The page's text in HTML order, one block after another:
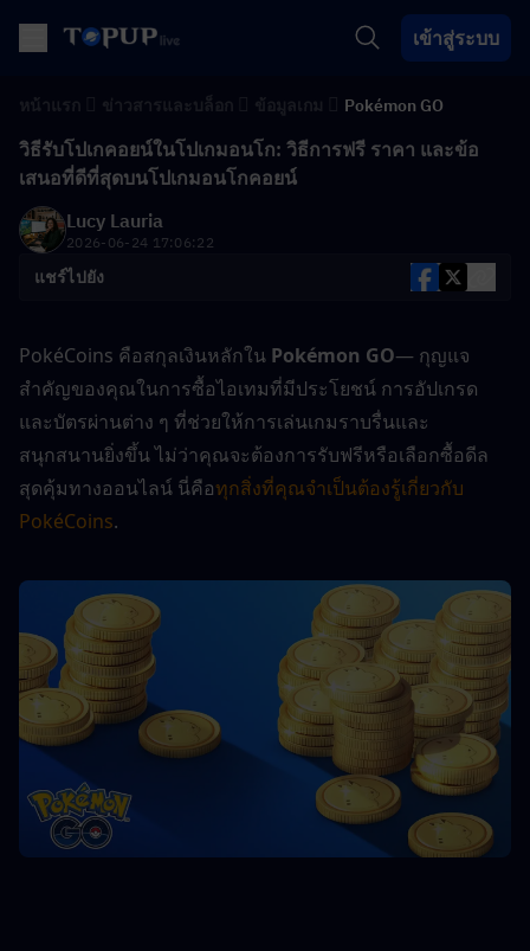
เข้าสู่ระบบ
Pokémon GO
วิธีรับโปเกคอยน์ในโปเกมอนโก: วิธีการฟรี ราคา และข้อ
เสนอที่ดีที่สุดบนโปเกมอนโกคอยน์
Lucy Lauria
2026-06-24 17:06:22
แชร์ไปยัง
PokéCoins คือสกุลเงินหลักใน Pokémon GO— กุญแจ
สำคัญของคุณในการซื้อไอเทมที่มีประโยชน์ การอัปเกรด
และบัตรผ่านต่าง ๆ ที่ช่วยให้การเล่นเกมราบรื่นและ
สนุกสนานยิ่งขึ้น ไม่ว่าคุณจะต้องการรับฟรีหรือเลือกซื้อดีล
สุดคุ้มทางออนไลน์ นี่คือทุกสิ่งที่คุณจำเป็นต้องรู้เกี่ยวกับ
PokéCoins.